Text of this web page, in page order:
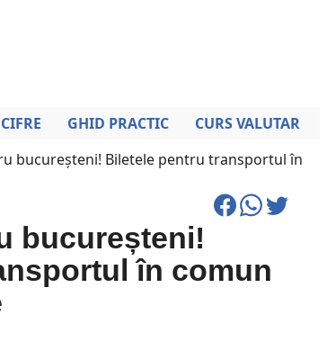
GHID PRACTIC
CURS VALUTAR
bucureșteni! Biletele pentru transportul în
bucureșteni!
în comun